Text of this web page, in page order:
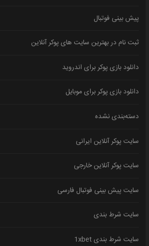
پیش بینی فوتبال
ثبت نام در بهترین سایت های پوکر آنلاین
دانلود بازی پوکر برای اندروید
دانلود بازی پوکر برای موبایل
دسته‌بندی نشده
سایت پوکر آنلاین ایرانی
سایت پوکر آنلاین خارجی
سایت پیش بینی فوتبال فارسی
سایت شرط بندی
سایت شرط بندی 1xbet